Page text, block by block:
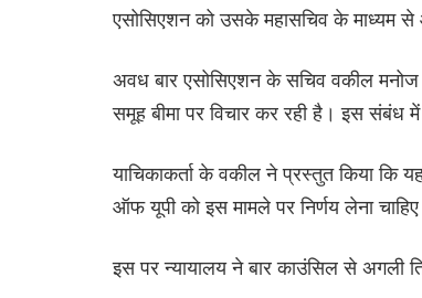
एसोसिएशन को उसके महासचिव के माध्यम
अवध बार एसोसिएशन के सचिव वकील मनोज
समूह बीमा पर विचार कर रही है। इस संबंध
याचिकाकर्ता के वकील ने प्रस्तुत किया कि
ऑफ यूपी को इस मामले पर निर्णय लेना
इस पर न्यायालय ने बार काउंसिल से अगली